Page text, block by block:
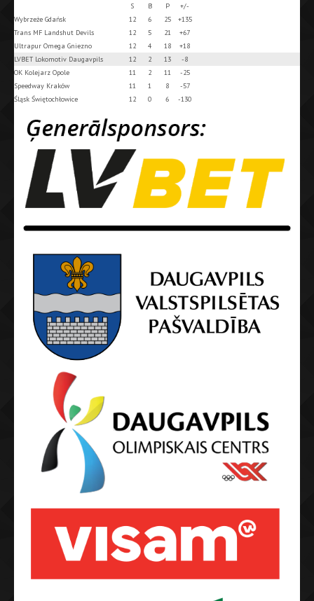
S B P
+/-
Wybrzeże Gdańsk
12 6 25
+135
Trans MF Landshut Devils
12 5 21
+67
Ultrapur Omega Gniezno
12 4 18
+18
LVBET Lokomotiv Daugavpils
12 2 13
-8
OK Kolejarz Opole
11 2 11
-25
Speedway Kraków
11 1 8
-57
Śląsk Świętochłowice
12 0 6 -130